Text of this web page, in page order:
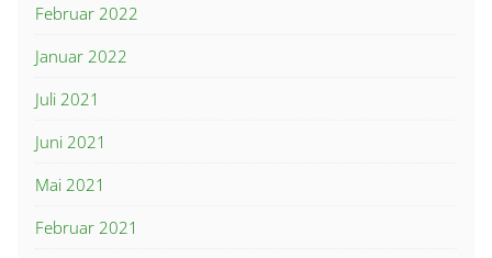
Februar 2022
Januar 2022
Juli 2021
Juni 2021
Mai 2021
Februar 2021